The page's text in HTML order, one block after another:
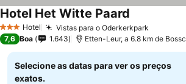
3 EstrelasHotel Vistas para o Oderkerkpark
Hotel Het Witte Paard
7,6 Boa 1.643 Etten-Leur, a 6.8 km de
Selecione as datas para ver os preços
exatos.